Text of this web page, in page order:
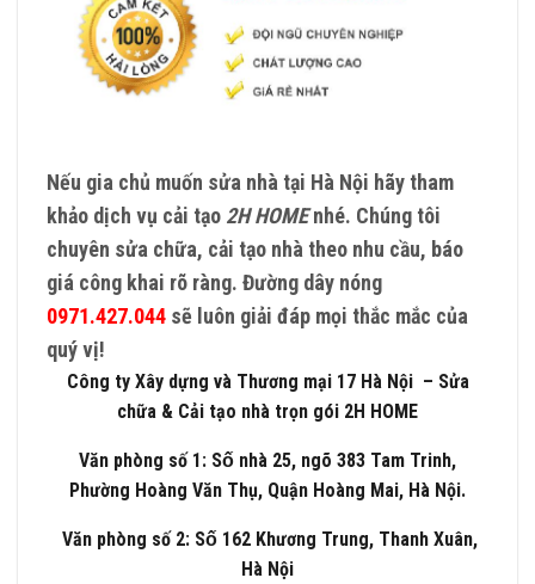
Nếu gia chủ muốn sửa nhà tại Hà Nội hãy tham
khảo dịch vụ cải tạo 2H HOMEnhé. Chúng tôi
chuyên sửa chữa, cải tạo nhà theo nhu cầu, báo
giá công khai rõ ràng. Đường dây nóng
0971.427.044 sẽ luôn giải đáp mọi thắc mắc của
quý vị!
Công ty Xây dựng và Thương mại 17 Hà Nội – Sửa
chữa & Cải tạo nhà trọn gói 2H HOME
Văn phòng số 1: Số nhà 25, ngõ 383 Tam Trinh,
Phường Hoàng Văn Thụ, Quận Hoàng Mai, Hà Nội.
Văn phòng số 2: Số 162 Khương Trung, Thanh Xuân,
Hà Nội